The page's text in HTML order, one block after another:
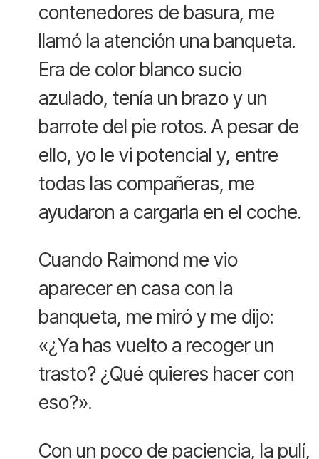
contenedores de basura, me
llamó la atención una banqueta.
Era de color blanco sucio
azulado, tenía un brazo y un
barrote del pie rotos. A pesar de
ello, yo le vi potencial y, entre
todas las compañeras, me
ayudaron a cargarla en el coche.
Cuando Raimond me vio
aparecer en casa con la
banqueta, me miró y me dijo:
«¿Ya has vuelto a recoger un
trasto? ¿Qué quieres hacer con
eso?».
Con un poco de paciencia, la pulí,